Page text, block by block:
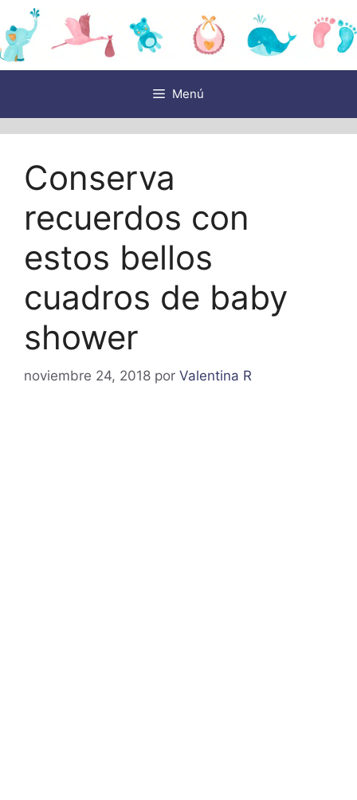
Saltar
al
contenido
Menú
Conserva
recuerdos con
estos bellos
cuadros de baby
shower
noviembre 24, 2018 por Valentina R